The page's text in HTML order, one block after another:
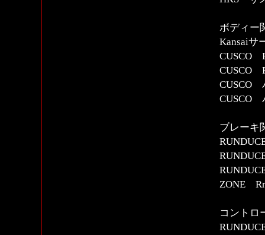
ボディー
Kansaiサ
CUSCO
CUSCO
CUSCO
CUSCO
ブレー
ZONE
コントロ